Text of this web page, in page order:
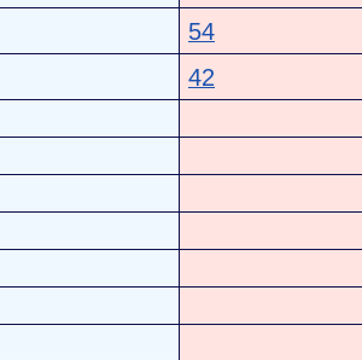
54
42